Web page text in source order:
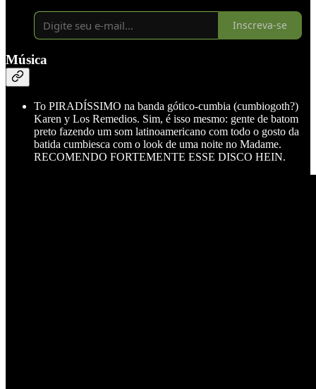
Inscreva-se
Música
To PIRADÍSSIMO na banda gótico-cumbia (cumbiogoth?)
Karen y Los Remedios. Sim, é isso mesmo: gente de batom
preto fazendo um som latinoamericano com todo o gosto da
batida cumbiesca com o look de uma noite no Madame.
RECOMENDO FORTEMENTE ESSE DISCO HEIN.